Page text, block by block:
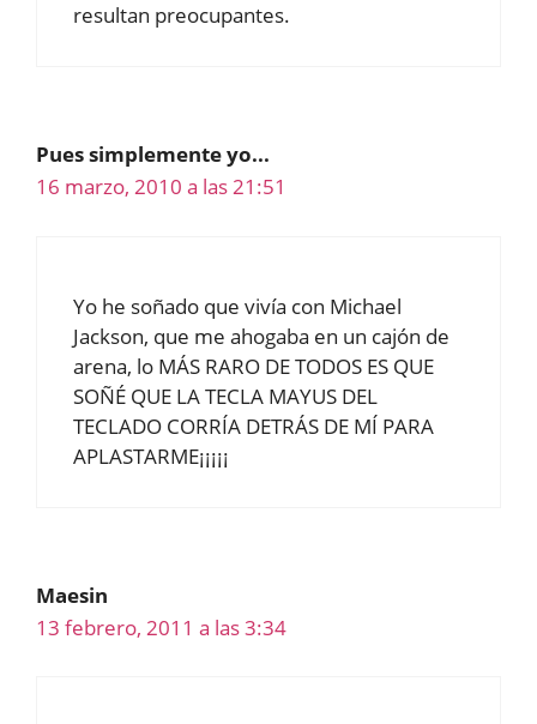
resultan preocupantes.
Pues simplemente yo...
16 marzo, 2010 a las 21:51
Yo he soñado que vivía con Michael
Jackson, que me ahogaba en un cajón de
arena, lo MÁS RARO DE TODOS ES QUE
SOÑÉ QUE LA TECLA MAYUS DEL
TECLADO CORRÍA DETRÁS DE MÍ PARA
APLASTARME¡¡¡¡¡
Maesin
13 febrero, 2011 a las 3:34